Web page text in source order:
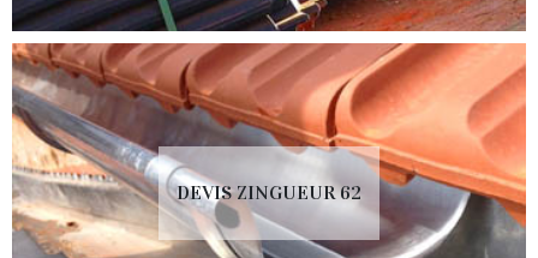
DEVIS ZINGUEUR 62